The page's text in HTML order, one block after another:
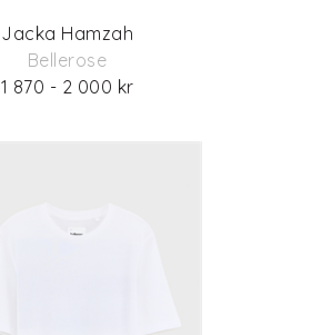
Jacka Hamzah
Bellerose
1 870 - 2 000 kr